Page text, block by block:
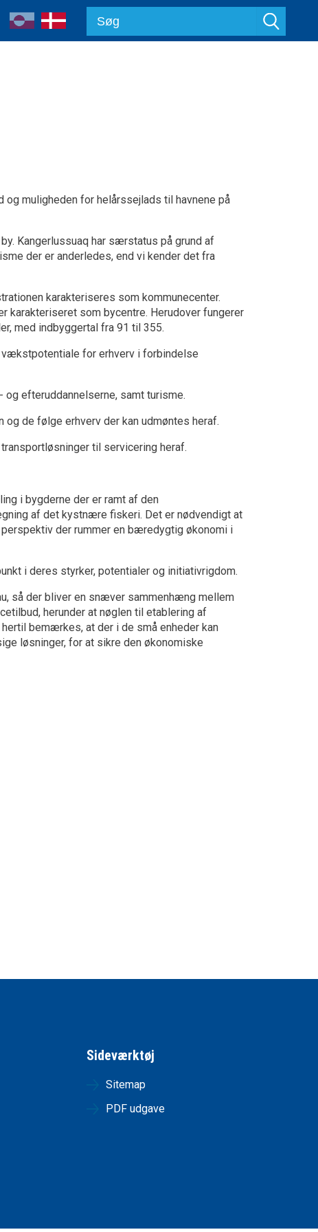
muligheden for helårssejlads til havnene på
Kangerlussuaq har særstatus på grund af
der er anderledes, end vi kender det fra
karakteriseres som kommunecenter.
karakteriseret som bycentre. Herudover fungerer
med indbyggertal fra 91 til 355.
for erhverv i forbindelse
efteruddannelserne, samt turisme.
de følge erhverv der kan udmøntes heraf.
til servicering heraf.
i bygderne der er ramt af den
af det kystnære fiskeri. Det er nødvendigt at
der rummer en bæredygtig økonomi i
i deres styrker, potentialer og initiativrigdom.
så der bliver en snæver sammenhæng mellem
herunder at nøglen til etablering af
bemærkes, at der i de små enheder kan
løsninger, for at sikre den økonomiske
Sideværktøj
Sitemap
PDF udgave